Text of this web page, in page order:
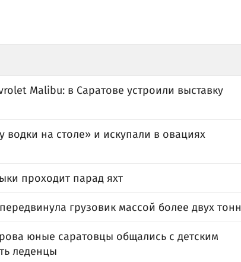
Malibu: в Саратове устроили выставку
на столе» и искупали в овациях
проходит парад яхт
грузовик массой более двух тонн
юные саратовцы общались с детским
леденцы